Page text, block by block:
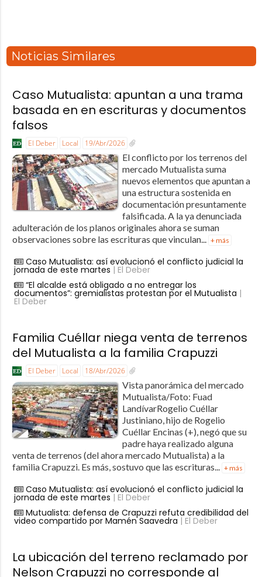
Noticias Similares
Caso Mutualista: apuntan a una trama
basada en en escrituras y documentos
falsos
El Deber Local 19/Abr/2026
El conflicto por los terrenos del
mercado Mutualista suma
nuevos elementos que apuntan a
una estructura sostenida en
documentación presuntamente
falsificada. A la ya denunciada
adulteración de los planos originales ahora se suman
observaciones sobre las escrituras que vinculan... + más
Caso Mutualista: así evolucionó el conflicto judicial la
jornada de este martes | El Deber
“El alcalde está obligado a no entregar los
documentos”: gremialistas protestan por el Mutualista |
El Deber
Familia Cuéllar niega venta de terrenos
del Mutualista a la familia Crapuzzi
El Deber Local 18/Abr/2026
Vista panorámica del mercado
Mutualista/Foto: Fuad
LandívarRogelio Cuéllar
Justiniano, hijo de Rogelio
Cuéllar Encinas (+), negó que su
padre haya realizado alguna
venta de terrenos (del ahora mercado Mutualista) a la
familia Crapuzzi. Es más, sostuvo que las escrituras...
+ más
Caso Mutualista: así evolucionó el conflicto judicial la
jornada de este martes | El Deber
Mutualista: defensa de Crapuzzi refuta credibilidad del
video compartido por Mamén Saavedra | El Deber
La ubicación del terreno reclamado por
Nelson Crapuzzi no corresponde al